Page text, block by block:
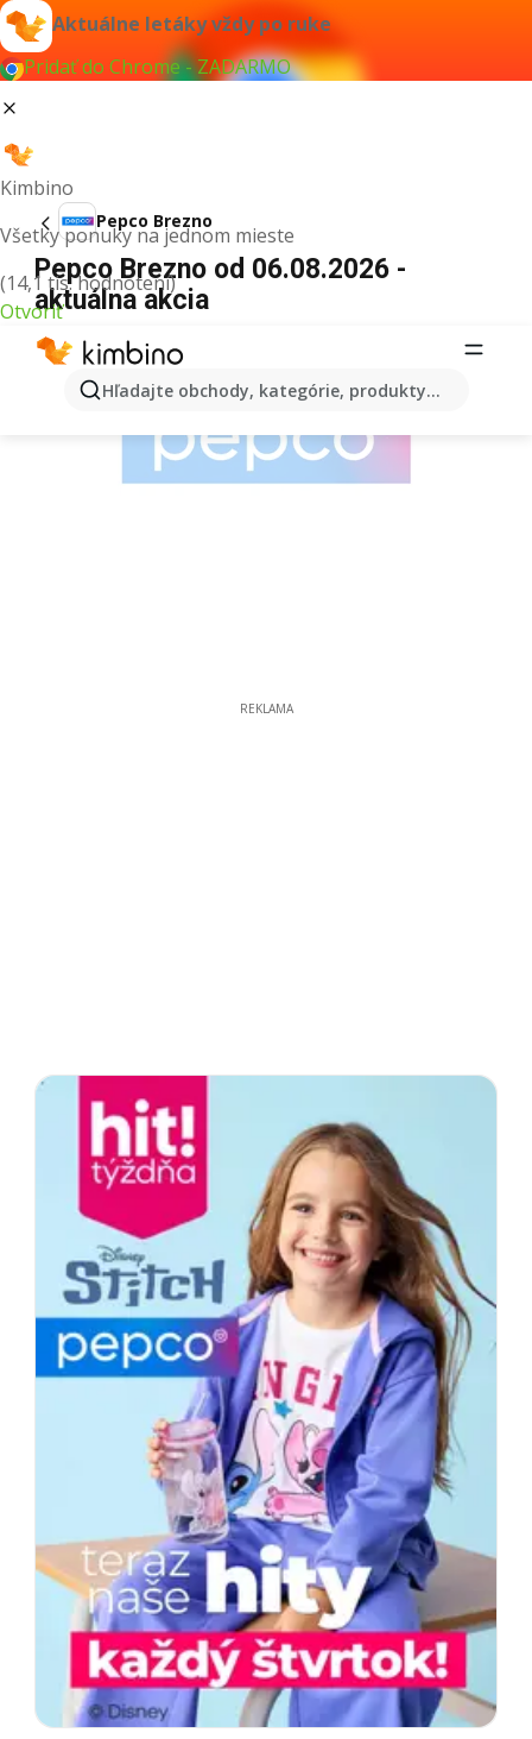
Aktuálne letáky vždy po ruke
Pridať do Chrome - ZADARMO
Kimbino
Všetky ponuky na jednom mieste
(14,1 tis. hodnotení)
Otvoriť
Hľadajte obchody, kategórie, produkty...
Pepco Brezno
Pepco Brezno od 06.08.2026 -
aktuálna akcia
REKLAMA